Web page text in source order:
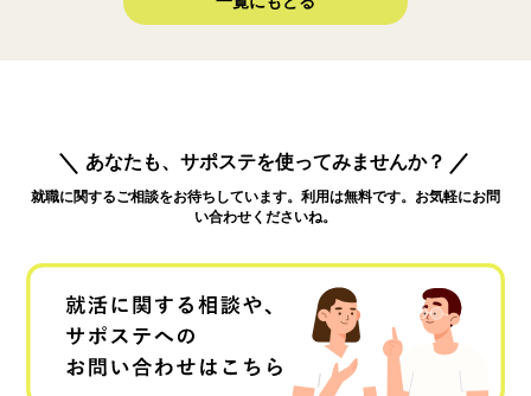
あなたも、サポステを使ってみませんか？
就職に関するご相談をお待ちしています。利用は無料です。お気軽にお問
い合わせくださいね。